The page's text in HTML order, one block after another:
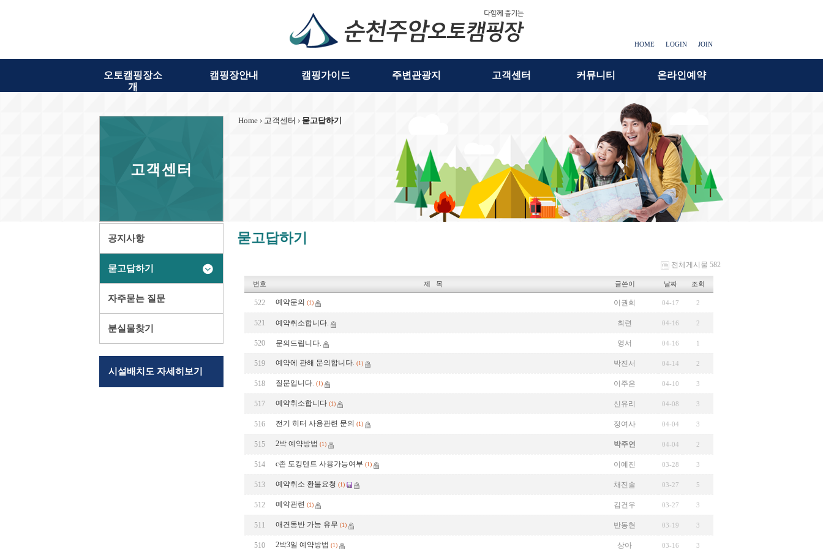
HOME LOGIN JOIN
오토캠핑장소
개
캠핑장안내 캠핑가이드 주변관광지 고객센터 커뮤니티 온라인예약
Home › 고객센터 › 묻고답하기
고객센터
공지사항
묻고답하기
자주묻는 질문
분실물찾기
시설배치도 자세히보기
묻고답하기
전체게시물 582
번호 제 목 글쓴이 날짜 조회
522 예약문의 (1) 이권희 04-17 2
521 예약취소합니다. 최련 04-16 2
520 문의드립니다. 영서 04-16 1
519 예약에 관해 문의합니다. (1) 박진서 04-14 2
518 질문입니다. (1) 이주은 04-10 3
517 예약취소합니다 (1) 신유리 04-08 3
516 전기 히터 사용관련 문의 (1) 정여사 04-04 3
515 2박 예약방법 (1) 박주연 04-04 2
514 c존 도킹텐트 사용가능여부 (1) 이예진 03-28 3
513 예약취소 환불요청 (1) 채진솔 03-27 5
512 예약관련 (1) 김건우 03-27 3
511 애견동반 가능 유무 (1) 반동현 03-19 3
510 2박3일 예약방법 (1) 상아 03-16 3